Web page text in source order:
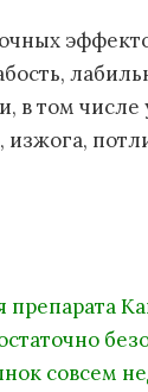
в том числе
совсем